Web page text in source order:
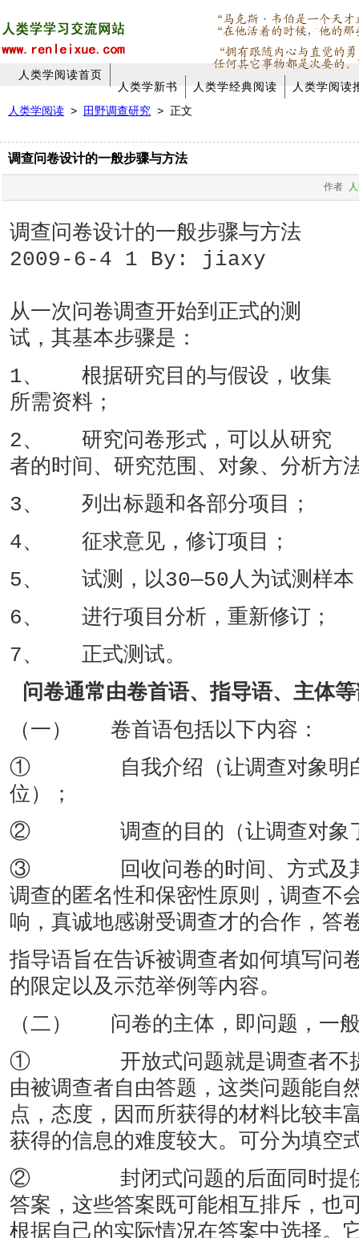
人类学阅读首页
人类学新书
人类学经典阅读
人类学阅读
人类学阅读 > 田野调查研究 > 正文
调查问卷设计的一般步骤与方法
作者
调查问卷设计的一般步骤与方法
2009-6-4 1 By: jiaxy
从一次问卷调查开始到正式的测
试，其基本步骤是：
1、 根据研究目的与假设，收集
所需资料；
2、 研究问卷形式，可以从研究
者的时间、研究范围、对象、分析方
3、 列出标题和各部分项目；
4、 征求意见，修订项目；
5、 试测，以30—50人为试测样本
6、 进行项目分析，重新修订；
7、 正式测试。
问卷通常由卷首语、指导语、主体
（一） 卷首语包括以下内容：
① 自我介绍（让调查对象明白
位）；
② 调查的目的（让调查对象了
③ 回收问卷的时间、方式及其
调查的匿名性和保密性原则，调查不
响，真诚地感谢受调查才的合作，答
指导语旨在告诉被调查者如何填写问
的限定以及示范举例等内容。
（二） 问卷的主体，即问题，一
① 开放式问题就是调查者不提
由被调查者自由答题，这类问题能自
点，态度，因而所获得的材料比较丰
获得的信息的难度较大。可分为填空
② 封闭式问题的后面同时提供
答案，这些答案既可能相互排斥，也
根据自己的实际情况在答案中选择。